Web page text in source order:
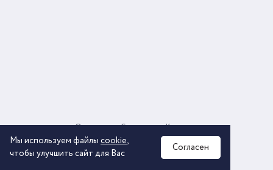
2026 © ООО «КОМОС ГРУПП» «Торговая компания»
О компании Соглашение
Политика обработки персональных данных
Контакты
Мы используем файлы cookie,
чтобы улучшить сайт для Вас
Согласен